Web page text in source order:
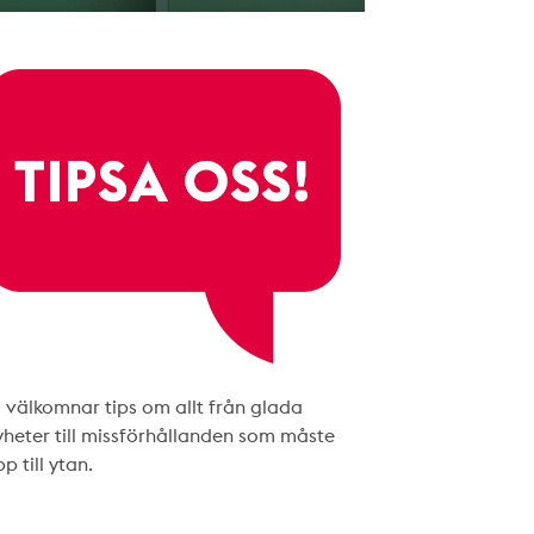
välkomnar tips om allt från glada
till missförhållanden som måste
till ytan.